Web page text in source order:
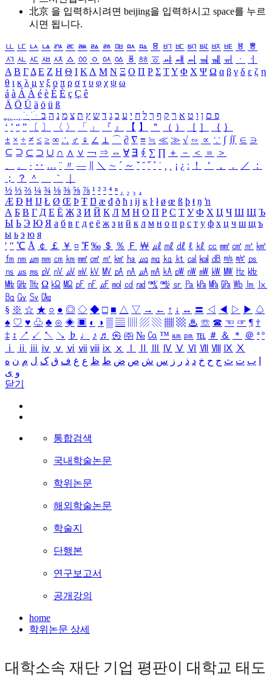
北京 을 입력하시려면 beijing을 입력하시고 space를 누르
시면 됩니다.
ㅥ ㅦ ㅧ ㅨ ㅩ ㅪ ㅫ ㅬ ㅭ ㅮ ㅯ ㅰ ㅱ ㅲ ㅳ ㅴ ㅵ ㅶ ㅷ ㅸ
ㅹ
ㅺ ㅻ ㅼ ㅽ ㅾ ㅿ ㆀ ㆁ ㆂ ㆃ ㆄ ㆅ ㆆ ㆇ ㆈ ㆉ ㆊ ㆋ ㆌ ㆍ
ㆎ
Α Β ΓΔ Ε Ζ Η Θ Ι ΚΛ Μ Ν Ξ Ο Π Ρ Σ ΤΥ Φ Χ Ψ Ω α β γ δ ε ζ η
θ ι κ λ μ ν ξ ο π ρ σ τ υ φ χ ψ ω
á à Á À é è É È ç Ç ê
Ä Ö Ü ä ö ü ß
ִֶֹ ֻּ ׁׂ פ ם ן ו ט א ר ק ף ך ל ח י ע כ ג ד ש ץ ת צ מ נ ה ב
‘ ’ “ ” 〔 〕 〈 〉 「 」 『 』 【 】 ＂ （ ） ［ ］ ｛ ｝
± × ÷ ≠ ≤ ≥ ∞ ∴ ♂ ♀ ∠ ⊥ ⌒ ∂ ∇ ≡ ≒ ≪ ≫ √ ∽ ∝ ∵ ∫ ∬ ∈ ∋
⊆ ⊇ ⊂ ⊃ ∪ ∩ ∧ ∨ ￢ ⇒ ⇔ ∀ ∃ ∮ ∑ ∏ ＋ － ＜ ＝
＞
、
。 · ‥ … ¨ 〃 ― ＼ ∼ ´ ～ ˇ ˘ ˝ ˚ ˙ ¸ ¡ ¿ ː ！ ＇ ， ． ／
：
；
？ ＾ ｀
½ ⅓ ⅔ ¼ ¾ ⅛ ⅜ ⅝ ⅞ ¹ ² ³ ⁴ ⁿ ₁ ₂ ₃ ₄
Æ Ð Ħ Ĳ Ł Ø Œ Þ Ŧ Ŋ æ đ ð ħ ı ĳ ĸ ŀ ł ø œ ß þ ŧ ŋ ŉ
А Б В Г Д Е Ё Ж З И Й К Л М Н О П Р С Т У Ф Х Ц Ч Ш Щ Ъ
Ы Ь Э Ю Я а б в г д е ё ж з и й к л м н о п р с т у ф х ц ч ш щ ъ
ы ь э ю я
′ ″ ℃ Å ￠ ￡ ￥ ¤ ℉ ‰ ＄ ％ Ｆ ￦ ㎕ ㎖ ㎗ ℓ ㎘ ㏄ ㎣ ㎤ ㎥ ㎦
㎙ ㎚ ㎛ ㎜ ㎝ ㎞ ㎟ ㎠ ㎡ ㎢ ㏊ ㎍ ㎎ ㎏ ㏏ ㎈ ㎉ ㏈ ㎧ ㎨ ㎰
㎱ ㎲ ㎳ ㎴ ㎵ ㎶ ㎷ ㎸ ㎹ ㎀ ㎁ ㎂ ㎃ ㎄ ㎺ ㎻ ㎽ ㎾ ㎿ ㎐ ㎑
㎒ ㎓ ㎔ Ω ㏀ ㏁ ㎊ ㎋ ㎌ ㏖ ㏅ ㎭ ㎮ ㎯ ㏛ ㎩ ㎪ ㎫ ㎬ ㏝ ㏐
㏓
㏃ ㏉ ㏜ ㏆
§ ※ ☆ ★ ○ ● ◎ ◇ ◆ □ ■ △ ▽ → ← ↑ ↓ ↔ 〓 ◁ ◀ ▷ ▶ ♤
♠ ♡ ♥ ♧ ♣ ⊙ ◈ ▣ ◐ ◑ ▒ ▤ ▨ ▧ ▦ ▩ ♨ ☏ ☎ ☜ ☞ ¶ †
‡ ↕ ↗ ↙ ↖ ↘ ♭ ♩ ♪ ♬ ㉿ ㈜ № ㏇ ™ ㏂ ㏘ ℡ ＃ ＆ ＊ ＠ ª º
ⅰ
ⅱ ⅲ ⅳ ⅴ ⅵ ⅶ ⅷ ⅸ ⅹ Ⅳ Ⅴ Ⅵ Ⅶ Ⅷ Ⅸ Ⅹ
ب ت ث ج ح خ د ذ ر ز س ش ص ض ط ظ ع غ ف ق ک ل م ن ه
و ی
닫기
통합검색
국내학술논문
학위논문
해외학술논문
학술지
단행본
연구보고서
공개강의
home
학위논문 상세
대학소속 재단 기업 평판이 대학교 태도